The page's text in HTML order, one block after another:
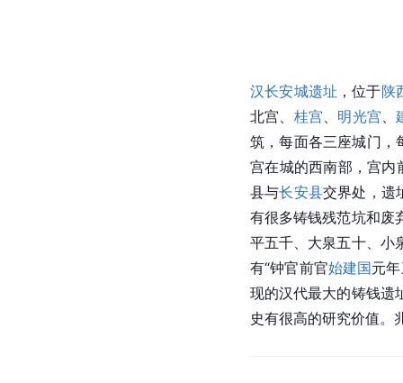
汉长安城遗址 ，位于陕
北宫、 桂宫、 明光宫、
筑，每面各三座城门，
宫在城的西南部，宫内
县与长安县交界处，遗
有很多铸钱残范坑和废
平五千、大泉五十、小
有“钟官前官始建国元
现的汉代最大的铸钱遗
史有很高的研究价值。